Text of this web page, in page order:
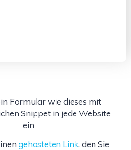
Formular wie dieses mit
Snippet in jede Website
ein
gehosteten Link, den Sie